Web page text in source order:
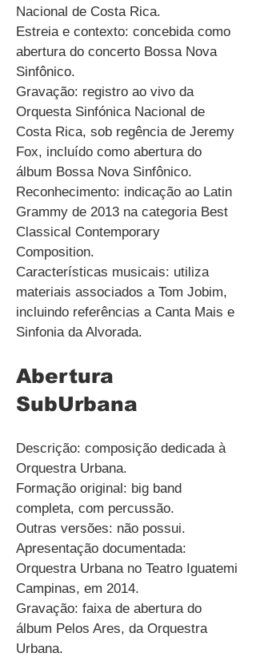
Nacional de Costa Rica.
Estreia e contexto: concebida como
abertura do concerto Bossa Nova
Sinfônico.
Gravação: registro ao vivo da
Orquesta Sinfónica Nacional de
Costa Rica, sob regência de Jeremy
Fox, incluído como abertura do
álbum Bossa Nova Sinfônico.
Reconhecimento: indicação ao Latin
Grammy de 2013 na categoria Best
Classical Contemporary
Composition.
Características musicais: utiliza
materiais associados a Tom Jobim,
incluindo referências a Canta Mais e
Sinfonia da Alvorada.
Abertura
SubUrbana
Descrição: composição dedicada à
Orquestra Urbana.
Formação original: big band
completa, com percussão.
Outras versões: não possui.
Apresentação documentada:
Orquestra Urbana no Teatro Iguatemi
Campinas, em 2014.
Gravação: faixa de abertura do
álbum Pelos Ares, da Orquestra
Urbana.